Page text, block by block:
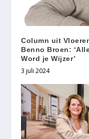
Column uit
Benno Broen:
Word je Wijzer’
3 juli 2024